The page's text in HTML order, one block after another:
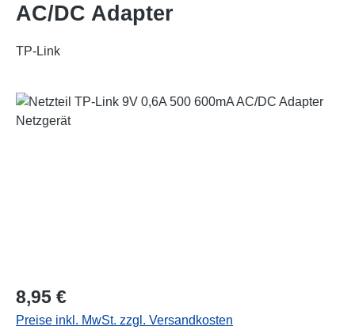
AC/DC Adapter
TP-Link
Bildergalerie überspringen
Regulärer Preis:
8,95 €
Preise inkl. MwSt. zzgl. Versandkosten